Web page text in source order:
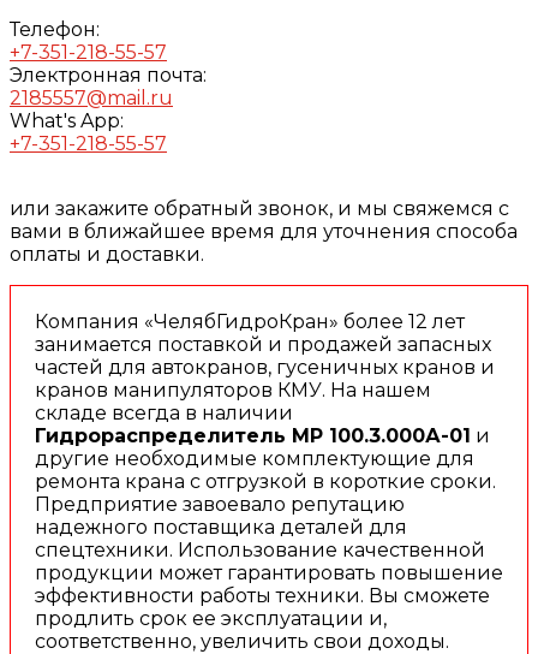
Телефон:
+7-351-218-55-57
Электронная почта:
2185557@mail.ru
What's App:
+7-351-218-55-57
или закажите обратный звонок, и мы свяжемся с
вами в ближайшее время для уточнения способа
оплаты и доставки.
Компания «ЧелябГидроКран» более 12 лет
занимается поставкой и продажей запасных
частей для автокранов, гусеничных кранов и
кранов манипуляторов КМУ. На нашем
складе всегда в наличии
Гидрораспределитель МР 100.3.000А-01 и
другие необходимые комплектующие для
ремонта крана с отгрузкой в короткие сроки.
Предприятие завоевало репутацию
надежного поставщика деталей для
спецтехники. Использование качественной
продукции может гарантировать повышение
эффективности работы техники. Вы сможете
продлить срок ее эксплуатации и,
соответственно, увеличить свои доходы.